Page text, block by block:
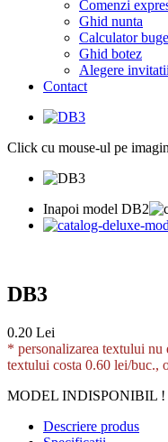
Comenzi
Ghid nunta
Calculator
Ghid botez
Alegere
Contact
Click cu mouse-ul pe
Inapoi model DB2
DB3
0.20 Lei
* personalizarea textului nu
textului costa 0.60 lei/buc.,
MODEL INDISPONIBIL !
Descriere produs